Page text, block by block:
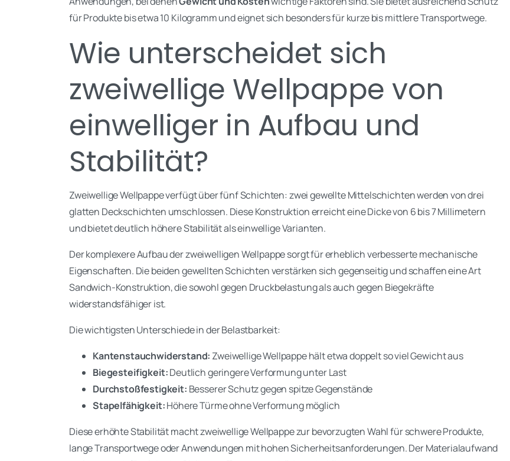
für Produkte bis etwa 10 Kilogramm und eignet sich besonders für kurze bis mittlere Transportwege.
Wie unterscheidet sich
zweiwellige Wellpappe von
einwelliger in Aufbau und
Stabilität?
Zweiwellige Wellpappe verfügt über fünf Schichten: zwei gewellte Mittelschichten werden von drei
glatten Deckschichten umschlossen. Diese Konstruktion erreicht eine Dicke von 6 bis 7 Millimetern
und bietet deutlich höhere Stabilität als einwellige Varianten.
Der komplexere Aufbau der zweiwelligen Wellpappe sorgt für erheblich verbesserte mechanische
Eigenschaften. Die beiden gewellten Schichten verstärken sich gegenseitig und schaffen eine Art
Sandwich-Konstruktion, die sowohl gegen Druckbelastung als auch gegen Biegekräfte
widerstandsfähiger ist.
Die wichtigsten Unterschiede in der Belastbarkeit:
Kantenstauchwiderstand: Zweiwellige Wellpappe hält etwa doppelt so viel Gewicht aus
Biegesteifigkeit:Deutlich geringere Verformung unter Last
Durchstoßfestigkeit: Besserer Schutz gegen spitze Gegenstände
Stapelfähigkeit:Höhere Türme ohne Verformung möglich
Diese erhöhte Stabilität macht zweiwellige Wellpappe zur bevorzugten Wahl für schwere Produkte,
lange Transportwege oder Anwendungen mit hohen Sicherheitsanforderungen. Der Materialaufwand